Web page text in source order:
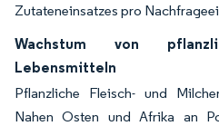
Zutateneinsatzes pro
Wachstum von
Lebensmitteln
Pflanzliche Fleisch- und
Nahen Osten und Afrika an